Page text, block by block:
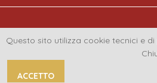
Questo sito utilizza cookie tecnici e
ACCETTO